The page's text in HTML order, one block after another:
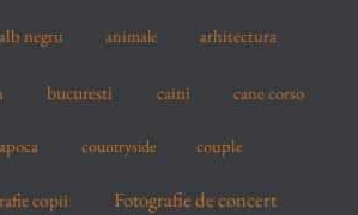
alb negru animale arhitectura
bucuresti caini cane corso
countryside couple
copii Fotografie de concert